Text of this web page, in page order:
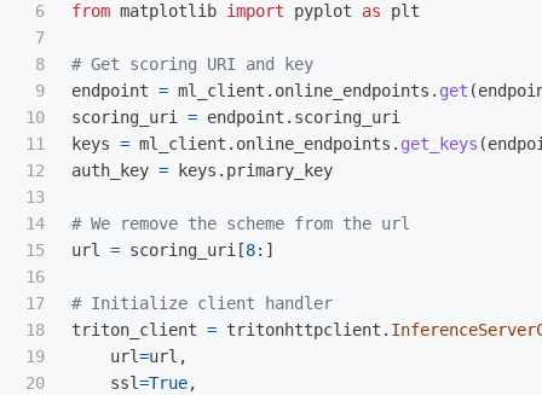
6
7
8
9
10
11
12
13
14
15
16
17
18
19
20
from matplotlib import pyplot as plt
endpoint = ml_client . online_endpoints . get (
scoring_uri
= endpoint . scoring_uri
keys = ml_client . online_endpoints . get_keys (
auth_key = keys . primary_key
url
= scoring_uri [8:]
triton_client = tritonhttpclient .
url=url ,
ssl=True,